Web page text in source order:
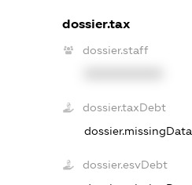
dossier.tax
dossier.staff
dossier.taxDebt
dossier.missingData
dossier.esvDebt